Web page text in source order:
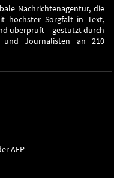
Nachrichtenagentur, die
höchster Sorgfalt in Text,
überprüft – gestützt durch
und Journalisten an 210
AFP